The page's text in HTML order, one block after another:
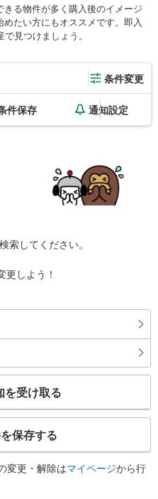
る物件が多く購入後のイメージ
たい方にもオススメです。即入
見つけましょう。
条件変更
件保存 通知設定
索してください。
更しよう！
を受け取る
保存する
変更・解除はマイページから行